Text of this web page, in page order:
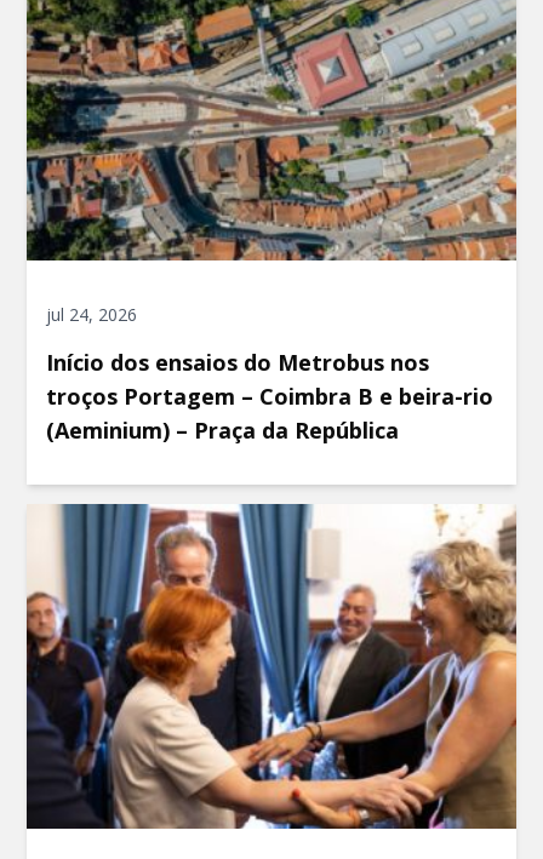
jul 24, 2026
Início dos ensaios do Metrobus nos
troços Portagem – Coimbra B e beira-rio
(Aeminium) – Praça da República